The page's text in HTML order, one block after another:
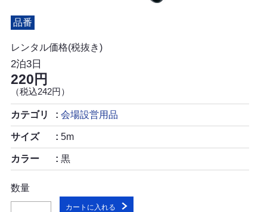
品番
レンタル価格(税抜き)
2泊3日
220円
（税込242円）
カテゴリ 会場設営用品
サイズ 5m
カラー 黒
数量
カートに入れる